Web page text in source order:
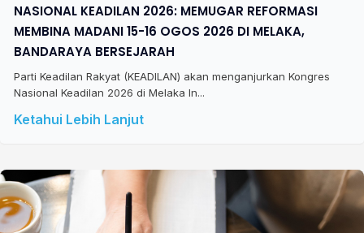
NASIONAL KEADILAN 2026: MEMUGAR REFORMASI
MEMBINA MADANI 15-16 OGOS 2026 DI MELAKA,
BANDARAYA BERSEJARAH
Parti Keadilan Rakyat (KEADILAN) akan menganjurkan Kongres
Nasional Keadilan 2026 di Melaka In...
Ketahui Lebih Lanjut